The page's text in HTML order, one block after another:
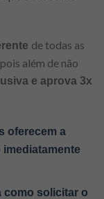
de todas as
além de não
e aprova 3x
oferecem a
como solicitar o